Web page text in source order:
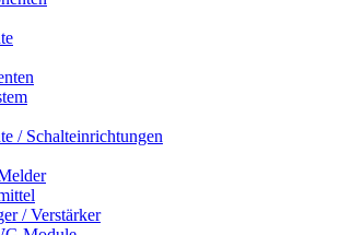
/ Schalteinrichtungen
/ Verstärker